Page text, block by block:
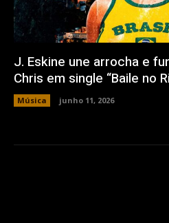
J. Eskine une arrocha e
Chris em single “Baile no
Música junho 11, 2026